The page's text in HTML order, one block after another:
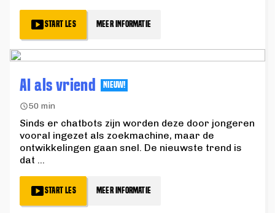
START LES MEER INFORMATIE
AI als vriend
NIEUW!
50 min
Sinds er chatbots zijn worden deze door jongeren
vooral ingezet als zoekmachine, maar de
ontwikkelingen gaan snel. De nieuwste trend is
dat ...
START LES MEER INFORMATIE